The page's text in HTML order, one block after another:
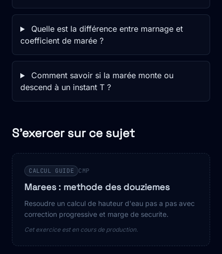
Quelle est la différence entre marnage et
coefficient de marée ?
Comment savoir si la marée monte ou
descend à un instant T ?
S'exercer sur ce sujet
CALCUL GUIDE CMP
Marees : methode des douziemes
Resoudre un calcul de hauteur d'eau pas a pas avec
correction progressive et marge de securite.
Cet exercice est en cours de production.